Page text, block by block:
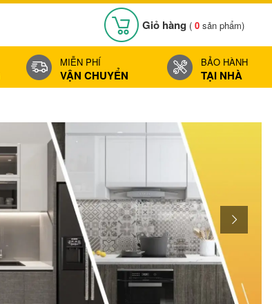
Giỏ hàng ( 0 sản phẩm)
MIỄN PHÍ
VẬN CHUYỂN
BẢO HÀNH
TẠI NHÀ